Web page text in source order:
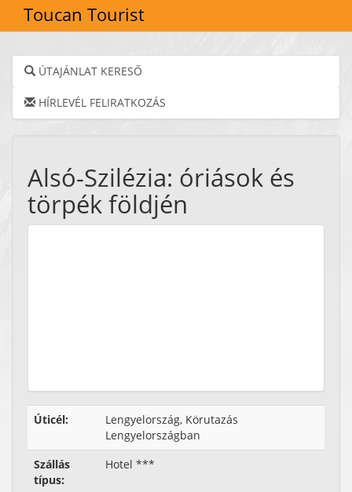
Toucan Tourist
ÚTAJÁNLAT KERESŐ
HÍRLEVÉL FELIRATKOZÁS
Alsó-Szilézia: óriások és
törpék földjén
Úticél:
Lengyelország, Körutazás
Lengyelországban
Szállás
típus:
Hotel ***